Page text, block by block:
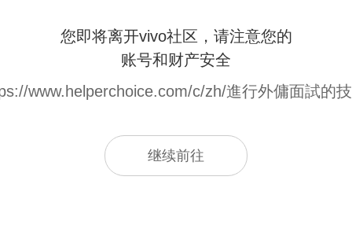
您即将离开vivo社区，请注意您的
账号和财产安全
www.helperchoice.com/c/zh/進行外傭面試的
继续前往